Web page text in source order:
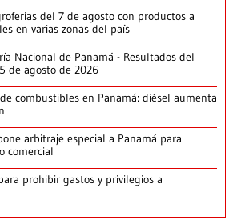
del 7 de agosto con productos a
en varias zonas del país
Nacional de Panamá - Resultados del
de agosto de 2026
combustibles en Panamá: diésel aumenta
arbitraje especial a Panamá para
comercial
prohibir gastos y privilegios a